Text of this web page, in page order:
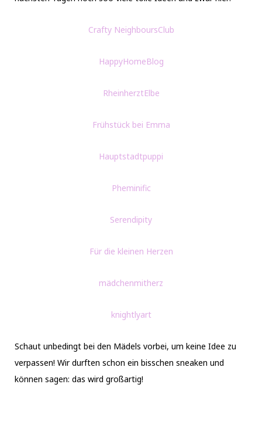
Crafty NeighboursClub
HappyHomeBlog
RheinherztElbe
Frühstück bei Emma
Hauptstadtpuppi
Pheminific
Serendipity
Für die kleinen Herzen
mädchenmitherz
knightlyart
Schaut unbedingt bei den Mädels vorbei, um keine Idee zu
verpassen! Wir durften schon ein bisschen sneaken und
können sagen: das wird großartig!